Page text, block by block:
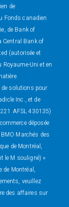
de
Fonds canadien
de Bank of
Central Bank of
(autorisée et
Uni et en
de solutions pour
Inc., et de
AFSL 430135)
déposée
Marchés des
de Montréal,
le M souligné) »
de Montréal,
veuillez
des affaires sur